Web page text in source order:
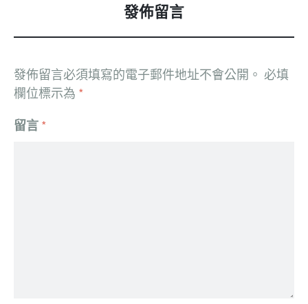
發佈留言
發佈留言必須填寫的電子郵件地址不會公開。 必填
欄位標示為 *
留言 *